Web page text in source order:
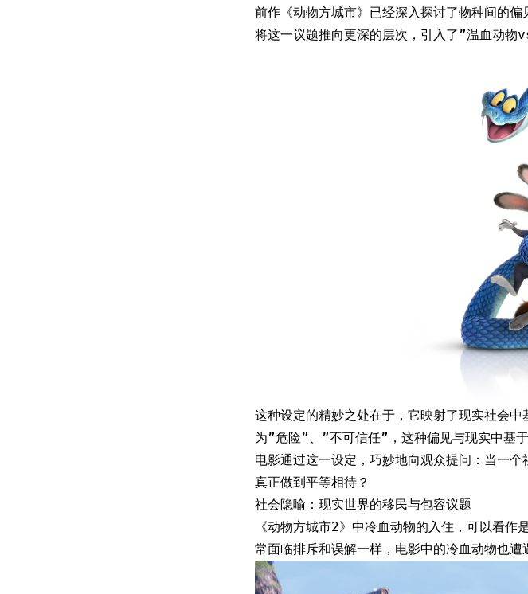
前作《动物方城市》已经深入探讨了物种间的
将这一议题推向更深的层次，引入了”温血动物
这种设定的精妙之处在于，它映射了现实社会
为”危险”、”不可信任”，这种偏见与现实中基
电影通过这一设定，巧妙地向观众提问：当一
真正做到平等相待？
社会隐喻：现实世界的移民与包容议题
《动物方城市2》中冷血动物的入住，可以看
常面临排斥和误解一样，电影中的冷血动物也遭